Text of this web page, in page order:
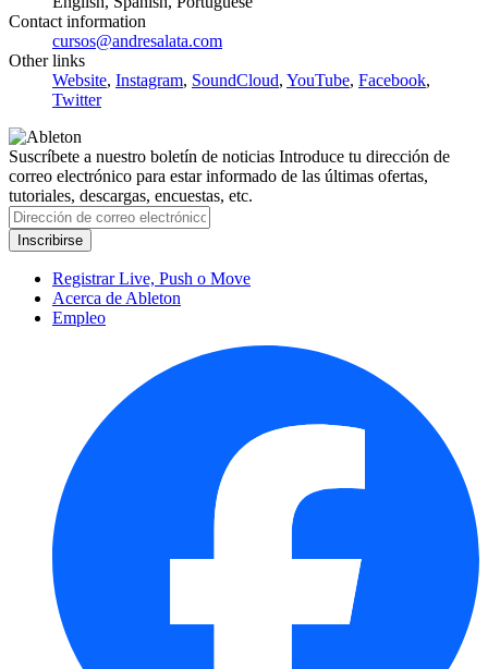
Contact information
cursos@andresalata.com
Other links
Website, Instagram, SoundCloud, YouTube, Facebook,
Twitter
Suscríbete a nuestro boletín de noticias Introduce tu dirección de
correo electrónico para estar informado de las últimas ofertas,
tutoriales, descargas, encuestas, etc.
Registrar Live, Push o Move
Acerca de Ableton
Empleo